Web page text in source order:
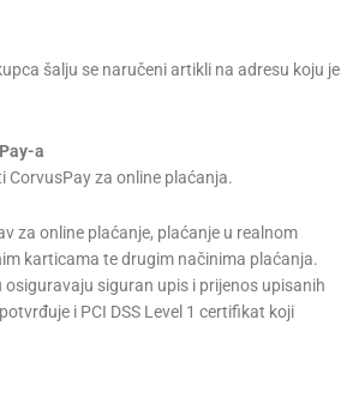
šalju se naručeni artikli na adresu koju je
a
za online plaćanja.
za online plaćanje, plaćanje u realnom
karticama te drugim načinima plaćanja.
siguran upis i prijenos upisanih
i PCI DSS Level 1 certifikat koji